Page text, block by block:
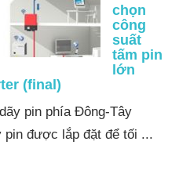
chọn
công
suất
tấm pin
lớn
(final)
pin phía Đông-Tây
được lắp đặt để tối ...